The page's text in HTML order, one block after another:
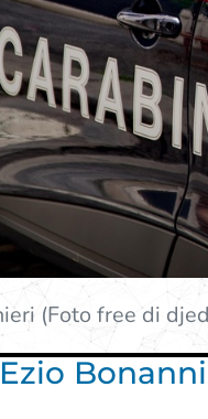
(Foto free di
Bonanni